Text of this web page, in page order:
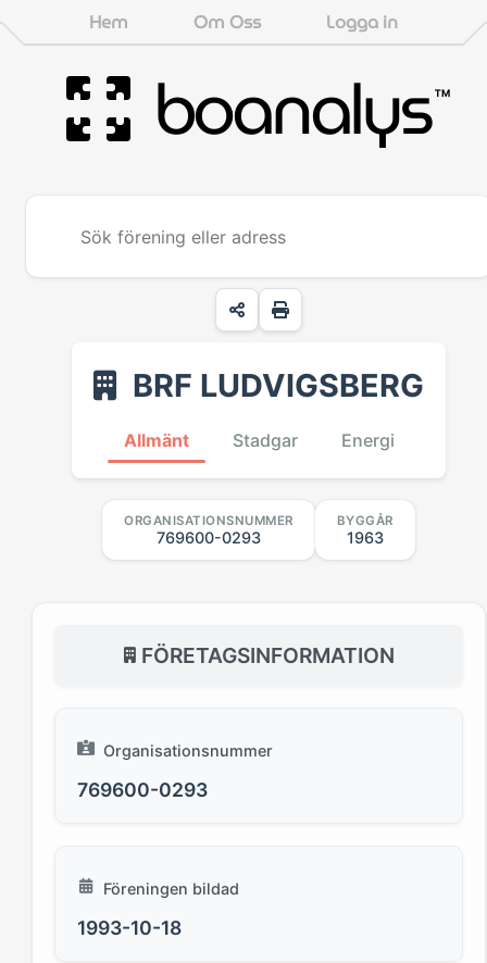
Hem Om Oss Logga in
boanalys™
BRF LUDVIGSBERG
Allmänt Stadgar Energi
ORGANISATIONSNUMMER
769600-0293
BYGGÅR
1963
FÖRETAGSINFORMATION
Organisationsnummer
769600-0293
Föreningen bildad
1993-10-18